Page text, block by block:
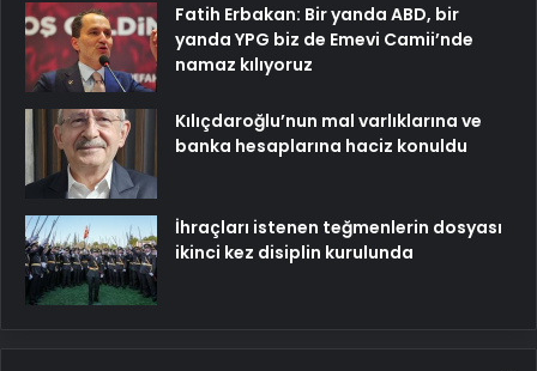
Fatih Erbakan: Bir yanda ABD, bir
yanda YPG biz de Emevi Camii’nde
namaz kılıyoruz
Kılıçdaroğlu’nun mal varlıklarına ve
banka hesaplarına haciz konuldu
İhraçları istenen teğmenlerin dosyası
ikinci kez disiplin kurulunda